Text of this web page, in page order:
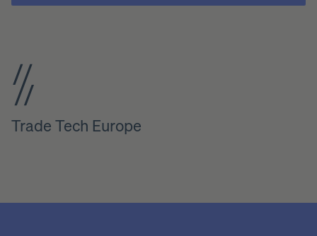
Trade Tech Europe